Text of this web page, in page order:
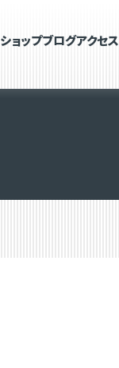
ショップブログアクセス